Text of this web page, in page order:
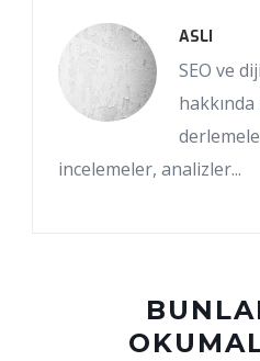
ASLI
SEO ve
incelemeler, analizler...